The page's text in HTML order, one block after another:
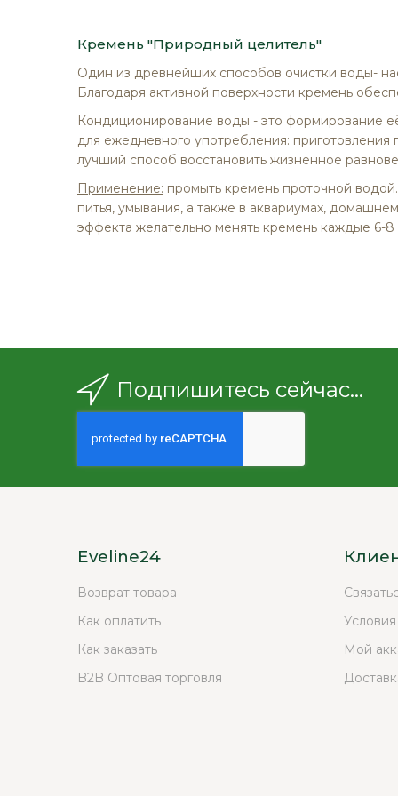
Кремень "Природный целитель"
Один из древнейших способов очистки воды-
Благодаря активной поверхности кремень
Кондиционирование воды - это формирование
для ежедневного употребления:
лучший способ восстановить жизненное
Применение: промыть кремень проточной
питья, умывания, а также в аквариумах,
эффекта желательно менять кремень каждые 6-8
Подпишитесь сейчас...
Eveline24
Возврат товара
Как оплатить
Как заказать
B2B Оптовая торговля
Условия
Мой